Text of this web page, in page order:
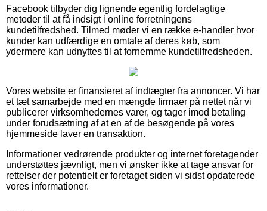
Facebook tilbyder dig lignende egentlig fordelagtige
metoder til at få indsigt i online forretningens
kundetilfredshed. Tilmed møder vi en række e-handler hvor
kunder kan udfærdige en omtale af deres køb, som
ydermere kan udnyttes til at fornemme kundetilfredsheden.
Vores website er finansieret af indtægter fra annoncer. Vi har
et tæt samarbejde med en mængde firmaer på nettet når vi
publicerer virksomhedernes varer, og tager imod betaling
under forudsætning af at en af de besøgende på vores
hjemmeside laver en transaktion.
Informationer vedrørende produkter og internet foretagender
understøttes jævnligt, men vi ønsker ikke at tage ansvar for
rettelser der potentielt er foretaget siden vi sidst opdaterede
vores informationer.